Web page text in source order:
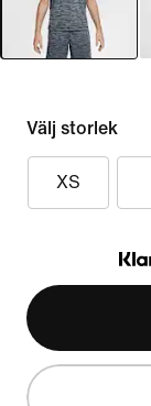
Välj storlek
XS